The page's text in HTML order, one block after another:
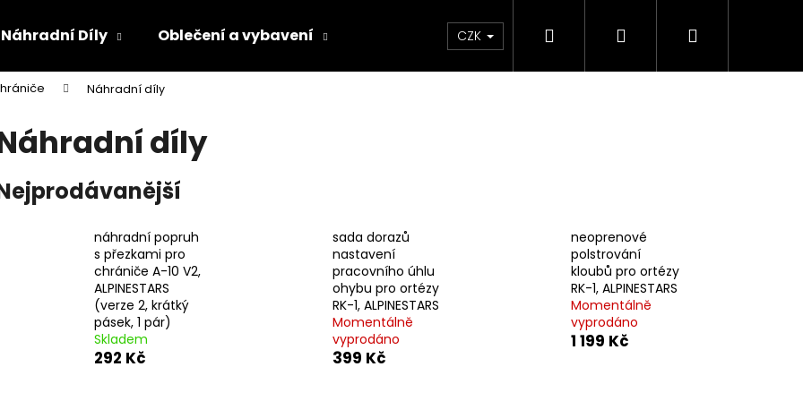
Náhradní Díly Oblečení a vybavení Oleje & Maziva Příslušenství Dárkové
CZK Hledat PřihlášeníNákupní
Náhradní díly
díly
náhradní popruh
s přezkami pro
chrániče A-10 V2,
ALPINESTARS
(verze 2, krátký
pásek, 1 pár)
Skladem
292 Kč
sada dorazů
nastavení
pracovního úhlu
ohybu pro ortézy
RK-1, ALPINESTARS
Momentálně
vyprodáno
399 Kč
neoprenové
polstrování
kloubů pro ortézy
RK-1, ALPINESTARS
Momentálně
vyprodáno
1 199 Kč
Co potřebujete najít?
Doporučujeme